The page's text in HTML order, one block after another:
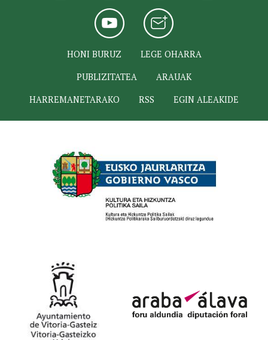
HONI BURUZ
LEGE OHARRA
PUBLIZITATEA
ARAUAK
HARREMANETARAKO
RSS EGIN ALEAKIDE